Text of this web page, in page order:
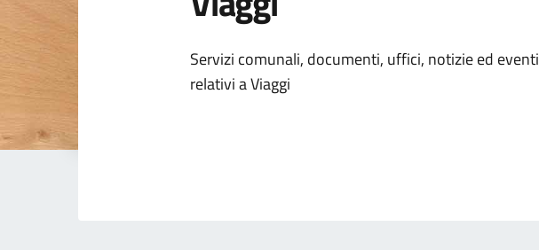
Dettagli dell'argomento
Servizi comunali, documenti, uffici, notizie ed eventi
relativi a Viaggi